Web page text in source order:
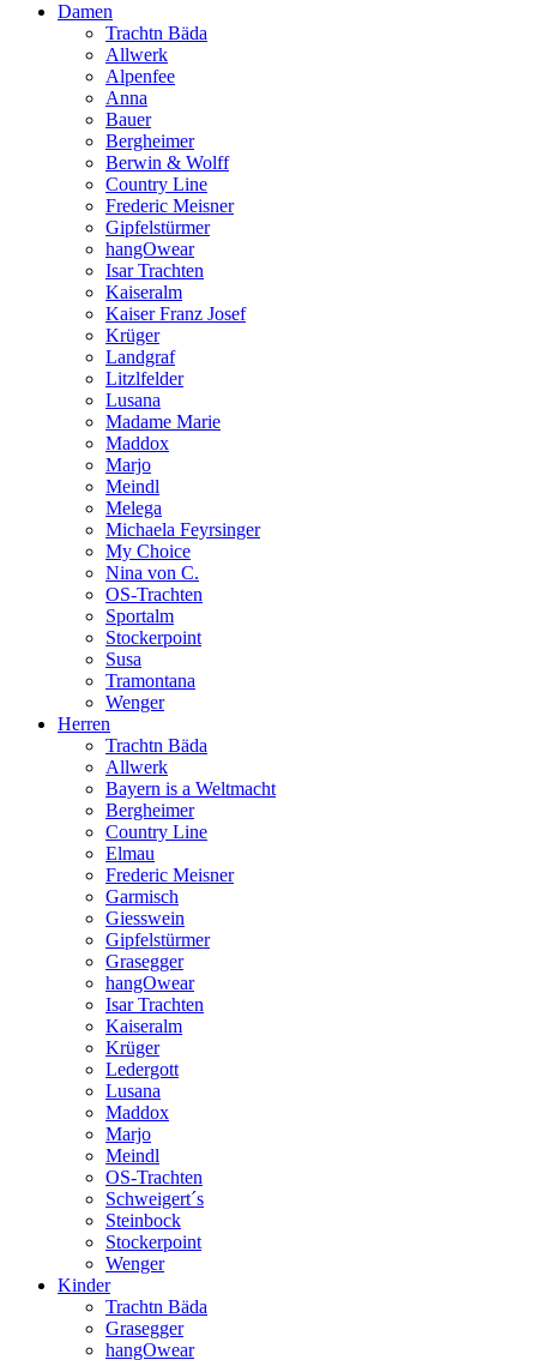
Damen
Trachtn Bäda
Allwerk
Alpenfee
Anna
Bauer
Bergheimer
Berwin & Wolff
Country Line
Frederic Meisner
Gipfelstürmer
hangOwear
Isar Trachten
Kaiseralm
Kaiser Franz Josef
Krüger
Landgraf
Litzlfelder
Lusana
Madame Marie
Maddox
Marjo
Meindl
Melega
Michaela Feyrsinger
My Choice
Nina von C.
OS-Trachten
Sportalm
Stockerpoint
Susa
Tramontana
Wenger
Herren
Trachtn Bäda
Allwerk
Bayern is a Weltmacht
Bergheimer
Country Line
Elmau
Frederic Meisner
Garmisch
Giesswein
Gipfelstürmer
Grasegger
hangOwear
Isar Trachten
Kaiseralm
Krüger
Ledergott
Lusana
Maddox
Marjo
Meindl
OS-Trachten
Schweigert´s
Steinbock
Stockerpoint
Wenger
Kinder
Trachtn Bäda
Grasegger
hangOwear